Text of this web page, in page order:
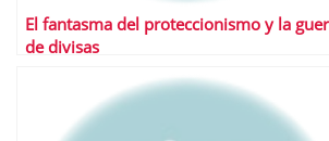
El fantasma del proteccionismo y la
de divisas